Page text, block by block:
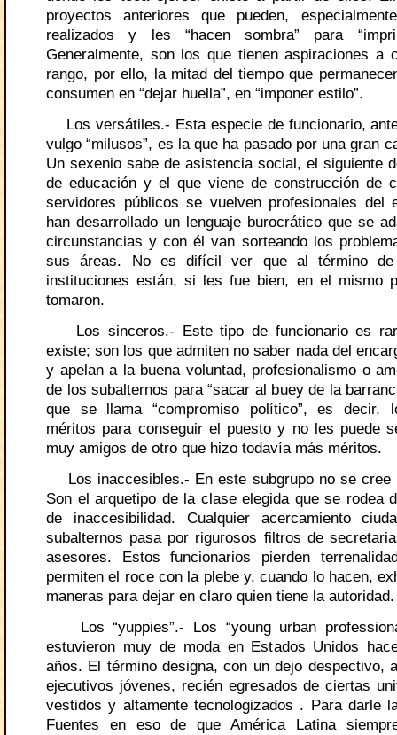
proyectos anteriores que pueden,
realizados y les “hacen sombra” para
Generalmente, son los que tienen aspiraciones a
rango, por ello, la mitad del tiempo que
consumen en “dejar huella”, en “imponer estilo”.
Los versátiles.- Esta especie de funcionario,
vulgo “milusos”, es la que ha pasado por una gran
Un sexenio sabe de asistencia social, el siguiente
de educación y el que viene de construcción de
servidores públicos se vuelven profesionales del
han desarrollado un lenguaje burocrático que se
circunstancias y con él van sorteando los
sus áreas. No es difícil ver que al término
instituciones están, si les fue bien, en el mismo
tomaron.
Los sinceros.- Este tipo de funcionario es
existe; son los que admiten no saber nada del
y apelan a la buena voluntad, profesionalismo o
de los subalternos para “sacar al buey de la
que se llama “compromiso político”, es decir,
méritos para conseguir el puesto y no les puede
muy amigos de otro que hizo todavía más méritos.
Los inaccesibles.- En este subgrupo no se cree
Son el arquetipo de la clase elegida que se rodea
de inaccesibilidad. Cualquier acercamiento
subalternos pasa por rigurosos filtros de
asesores. Estos funcionarios pierden
permiten el roce con la plebe y, cuando lo hacen,
maneras para dejar en claro quien tiene la autoridad.
Los “yuppies”.- Los “young urban
estuvieron muy de moda en Estados Unidos
años. El término designa, con un dejo despectivo,
ejecutivos jóvenes, recién egresados de ciertas
vestidos y altamente tecnologizados . Para darle
Fuentes en eso de que América Latina